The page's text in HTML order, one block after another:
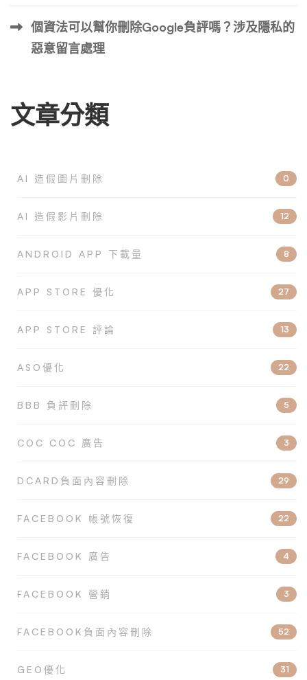
個資法可以幫你刪除Google負評嗎？涉及隱私的
惡意留言處理
文章分類
AI 造假圖片刪除 0
AI 造假影片刪除 12
ANDROID APP 下載量 8
APP STORE 優化 27
APP STORE 評論 13
ASO優化 22
BBB 負評刪除 5
COC COC 廣告 3
DCARD負面內容刪除 29
FACEBOOK 帳號恢復 22
FACEBOOK 廣告 4
FACEBOOK 營銷 3
FACEBOOK負面內容刪除 52
GEO優化 31